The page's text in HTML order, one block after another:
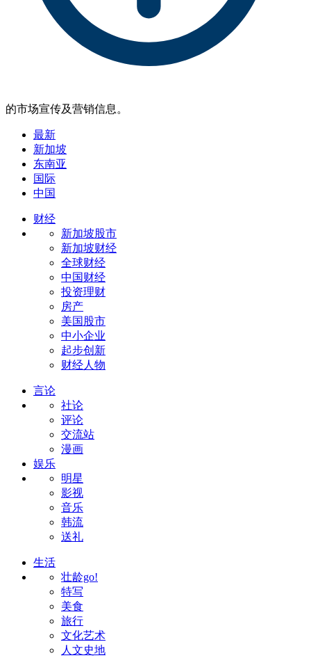
的市场宣传及营销信息。
最新
新加坡
东南亚
国际
中国
财经
新加坡股市
新加坡财经
全球财经
中国财经
投资理财
房产
美国股市
中小企业
起步创新
财经人物
言论
社论
评论
交流站
漫画
娱乐
明星
影视
音乐
韩流
送礼
生活
壮龄go!
特写
美食
旅行
文化艺术
人文史地